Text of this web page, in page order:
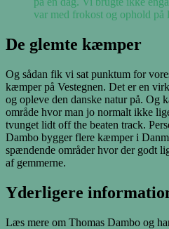
var med frokost og ophold på
De glemte kæmper
Og sådan fik vi sat punktum for
kæmper på Vestegnen. Det er en
og opleve den danske natur på. Og
område hvor man jo normalt ikke
tvunget lidt off the beaten track.
Dambo bygger flere kæmper i
spændende områder hvor der godt
af gemmerne.
Yderligere
Læs mere om Thomas Dambo og